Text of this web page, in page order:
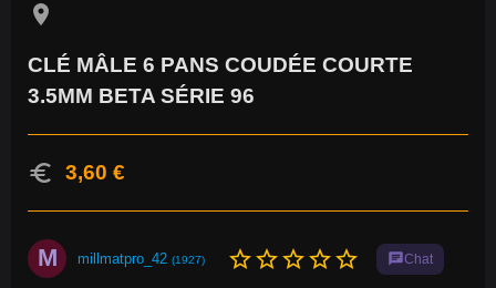
location_on
CLÉ MÂLE 6 PANS COUDÉE COURTE
3.5MM BETA SÉRIE 96
euro 3,60 €
M millmatpro_42 (1927) star_borderstar_borderstar_borderstar_borderstar_border chatChat